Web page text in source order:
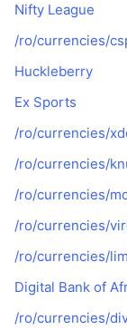
Nifty League
/ro/currencies/
Huckleberry
Ex Sports
/ro/currencies/
/ro/currencies/
/ro/currencies/
/ro/currencies/
/ro/currencies/
Digital Bank of
/ro/currencies/